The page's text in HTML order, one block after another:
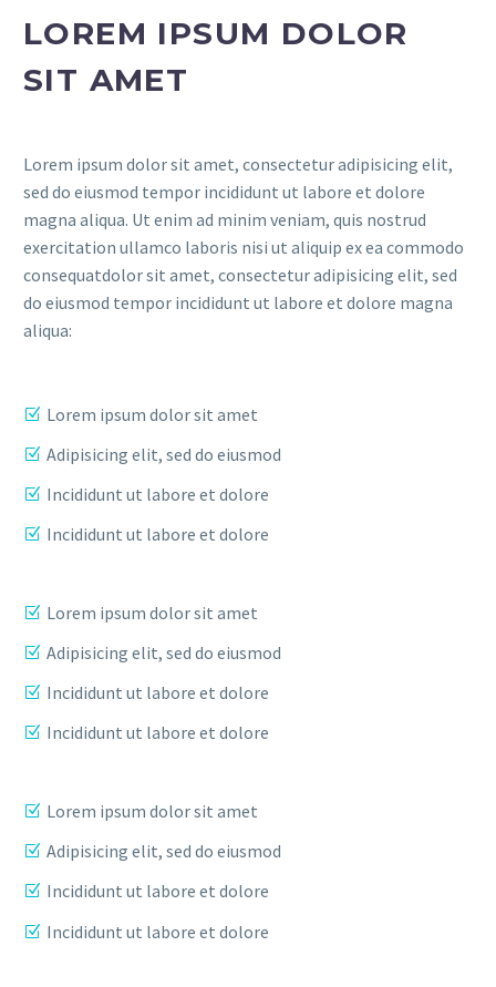
LOREM IPSUM DOLOR
SIT AMET
Lorem ipsum dolor sit amet, consectetur adipisicing elit,
sed do eiusmod tempor incididunt ut labore et dolore
magna aliqua. Ut enim ad minim veniam, quis nostrud
exercitation ullamco laboris nisi ut aliquip ex ea commodo
consequatdolor sit amet, consectetur adipisicing elit, sed
do eiusmod tempor incididunt ut labore et dolore magna
aliqua:
Lorem ipsum dolor sit amet
Adipisicing elit, sed do eiusmod
Incididunt ut labore et dolore
Incididunt ut labore et dolore
Lorem ipsum dolor sit amet
Adipisicing elit, sed do eiusmod
Incididunt ut labore et dolore
Incididunt ut labore et dolore
Lorem ipsum dolor sit amet
Adipisicing elit, sed do eiusmod
Incididunt ut labore et dolore
Incididunt ut labore et dolore